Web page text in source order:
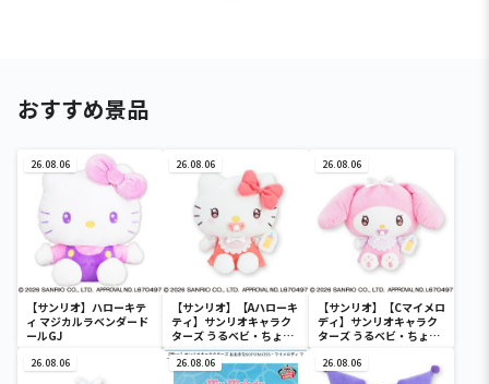
おすすめ景品
26.08.06
【サンリオ】ハローキテ
ィ マジカルラベンダード
ールGJ
26.08.06
【サンリオ】【Aハローキ
ティ】サンリオキャラク
ターズ うるベビ・ちょい
デカドール
26.08.06
【サンリオ】【Cマイメロ
ディ】サンリオキャラク
ターズ うるベビ・ちょい
26.08.06 26.08.06 26.08.06